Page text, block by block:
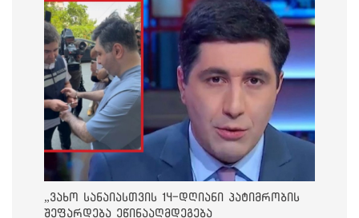
„ვახო სანაიასთვის 14-დღიანი პატიმრობის
შეფარდება ეწინააღმდეგება